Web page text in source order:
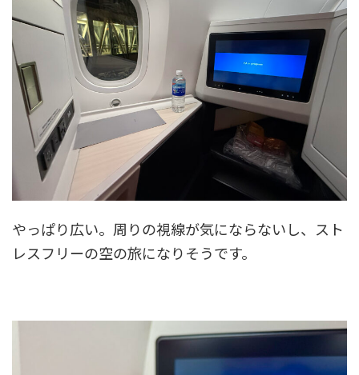
やっぱり広い。周りの視線が気にならないし、 スト
レスフリーの空の旅になりそうです。